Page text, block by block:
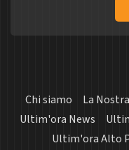
Chi siamo La
Ultim'ora News
Ultim'ora Alto